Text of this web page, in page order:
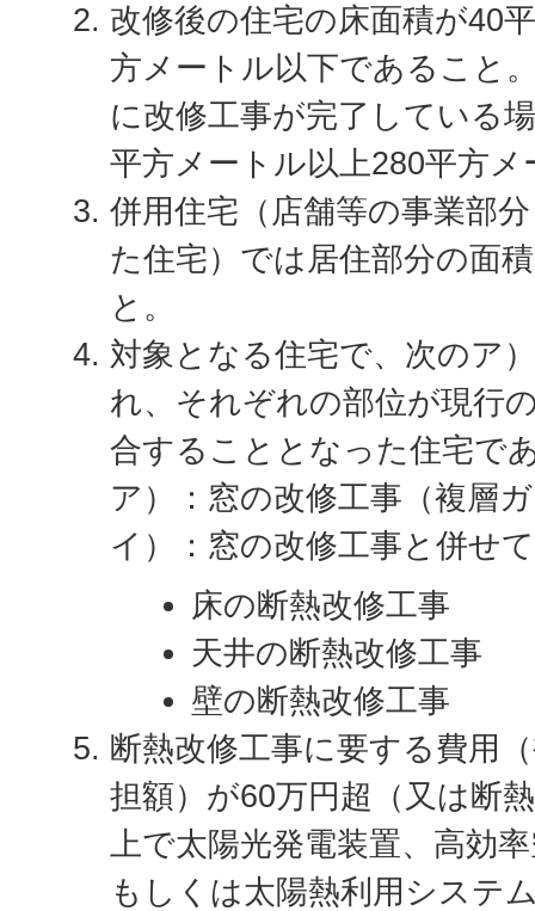
改修後の住宅の床面積が40
方メートル以下であること
に改修工事が完了している
平方メートル以上280平方メ
併用住宅（店舗等の事業部
た住宅）では居住部分の面
と。
対象となる住宅で、次のア
れ、それぞれの部位が現行
合することとなった住宅で
ア）：窓の改修工事（複層
イ）：窓の改修工事と併せ
床の断熱改修工事
天井の断熱改修工事
壁の断熱改修工事
断熱改修工事に要する費用
担額）が60万円超（又は断
上で太陽光発電装置、高効
もしくは太陽熱利用システ